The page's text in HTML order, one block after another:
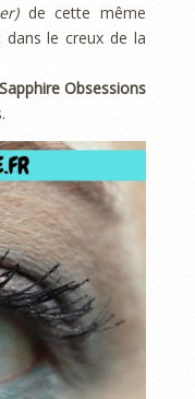
de cette même
dans le creux de la
Obsessions